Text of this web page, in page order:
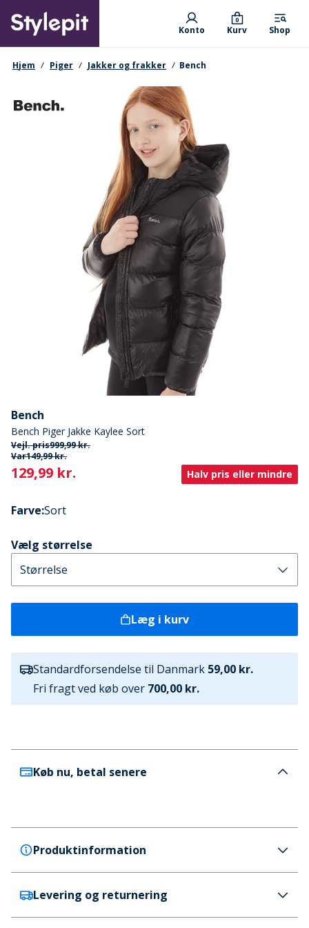
main
content
Primary departments
Konto Kurv
0
Shop
navigationssti
Hjem Piger Jakker og frakker Bench
Bench
Bench Piger Jakke Kaylee Sort
Vejl. pris999,99 kr.
Var149,99 kr.
Current
129,99 kr. Halv pris eller mindre
Farve:Sort
Vælg størrelse
Læg i kurv
Standardforsendelse til Danmark 59,00 kr.
Fri fragt ved køb over 700,00 kr.
Køb nu, betal senere
Produktinformation
Bench
Bench Piger Jakke Kaylee Sort
Levering og returnering